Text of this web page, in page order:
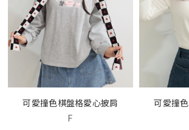
可愛撞色棋盤格愛心披肩
F
可愛撞